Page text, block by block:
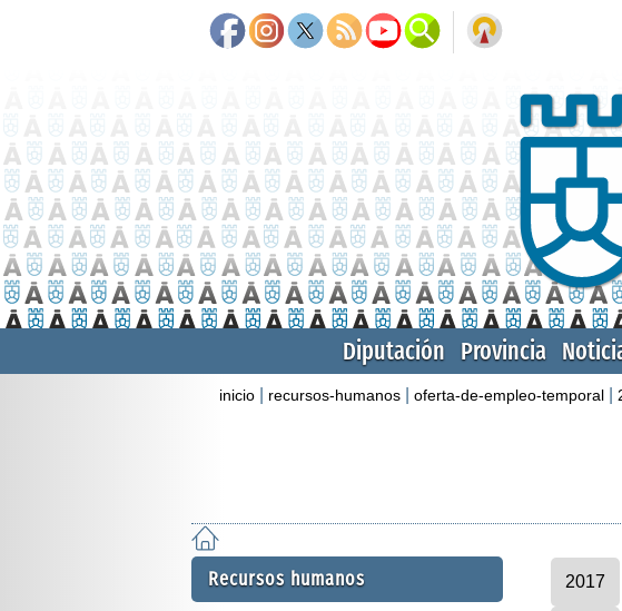
Diputación Provincia
inicio recursos-humanos oferta-de-empleo-temporal
Recursos humanos 2017